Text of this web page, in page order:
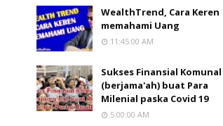
WealthTrend, Cara Keren
memahami Uang
11:45:00 AM
Sukses Finansial Komunal
(berjama'ah) buat Para
Milenial paska Covid 19
5:00:00 AM